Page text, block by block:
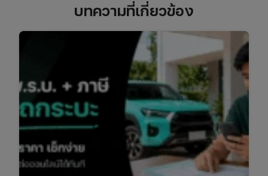
บทความที่เกี่ยวข้อง